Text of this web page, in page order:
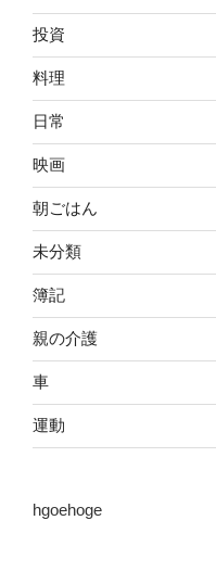
投資
料理
日常
映画
朝ごはん
未分類
簿記
親の介護
車
運動
hgoehoge